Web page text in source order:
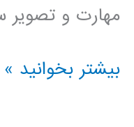
مهارت و تصویر
آموزش
بیشتر بخوانید »